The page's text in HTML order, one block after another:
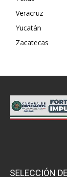
Veracruz
Yucatán
Zacatecas
SELECCIÓN